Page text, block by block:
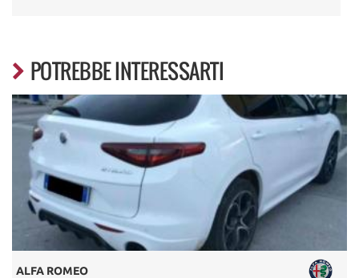
POTREBBE INTERESSARTI
ALFA ROMEO